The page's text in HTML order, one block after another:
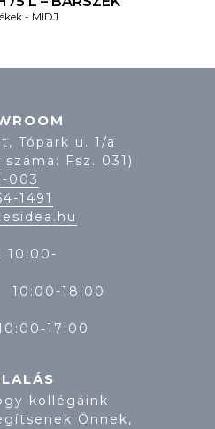
MIDJ
Tópark u. 1/a
Fsz. 031)
003
1491
10:00-
18:00
17:00
kollégáink
Önnek,